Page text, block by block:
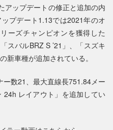
アップデートの修正と追加の内
プデート1.13では2021年のオ
ーズチャンピオンを獲得した
スバルBRZ S ’21」、「スズキ
新車種が追加されている。
ー数21、最大直線長751.84メー
24h レイアウト」を追加してい